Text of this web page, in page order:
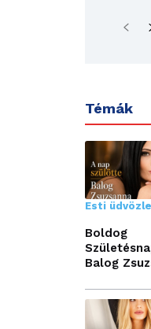
Témák
Esti
Boldog
Balog